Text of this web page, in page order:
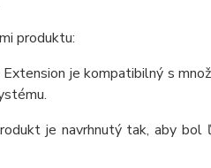
produktu:
je kompatibilný s
je navrhnutý tak, aby